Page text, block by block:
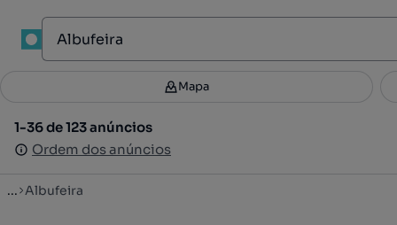
Filtros 2
1-36 de 123 anúncios
Ordem dos anúncios
Mapa
1-36 de 123 anúncios
Ordem dos anúncios
... Albufeira